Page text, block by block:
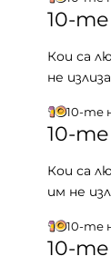
10-
Кои са
не
10-те
10-
Кои са
им не
10-те
10-